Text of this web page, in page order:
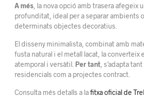
A més , la nova opció amb trasera afegeix
profunditat, ideal per a separar ambients
determinats objectes decoratius.
El disseny minimalista, combinat amb
fusta natural i el metall lacat, la converteix
atemporal i versàtil. Per tant , s’adapta
residencials com a projectes contract.
Consulta més detalls a lafitxa oficial de